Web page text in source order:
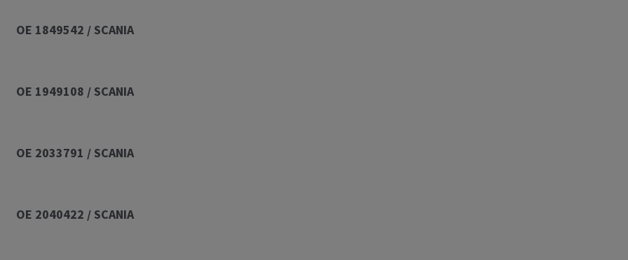
/ SCANIA
/ SCANIA
/ SCANIA
/ SCANIA